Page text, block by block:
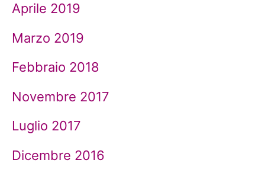
Aprile 2019
Marzo 2019
Febbraio 2018
Novembre 2017
Luglio 2017
Dicembre 2016